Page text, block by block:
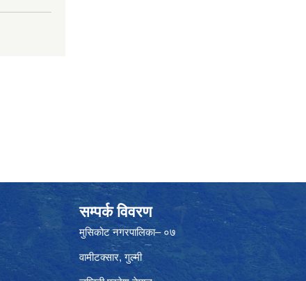
सम्पर्क विवरण
मुसिकोट नगरपालिका– ०७
वामीटक्सार, गुल्मी